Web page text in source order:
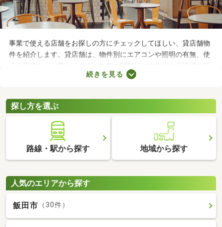
事業で使える店舗をお探しの方にチェックしてほしい、貸店舗物
件を紹介します。貸店舗は、物件別にエアコンや照明の有無、使
える用途などが異なります。物件の間取りやすでにある設備を確
認したうえで、内見を申し込むことがおすすめです。店舗の家賃
しょう。
続きを見る
探し方を選ぶ
路線・駅から探す 地域から探す
人気のエリアから探す
飯田市 （30件）